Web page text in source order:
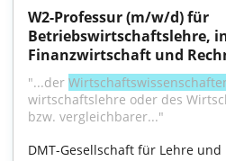
W2-Professur (m/w/d) für
Betriebswirtschaftslehre,
Finanzwirtschaft und
"...der
wirtschafts­lehre oder des
bzw. vergleichbarer..."
DMT-Gesellschaft für Lehre